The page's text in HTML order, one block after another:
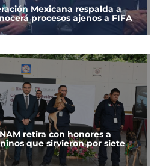
Mexicana respalda a
procesos ajenos a FIFA
retira con honores a
que sirvieron por siete